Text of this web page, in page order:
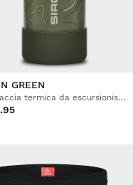
GREEN
Borraccia termica da escursionismo